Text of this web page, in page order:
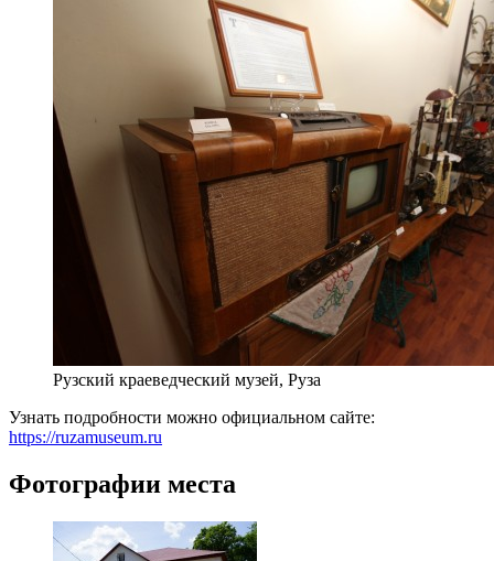
Рузский краеведческий музей, Руза
Узнать подробности можно официальном сайте:
https://ruzamuseum.ru
Фотографии места